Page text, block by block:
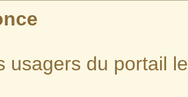
usagers du portail